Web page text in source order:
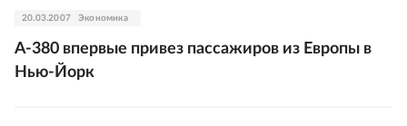
20.03.2007 Экономика
А-380 впервые привез пассажиров из Европы в
Нью-Йорк